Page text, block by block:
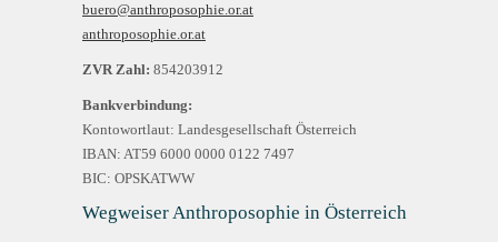
buero@anthroposophie.or.at
anthroposophie.or.at
ZVR Zahl: 854203912
Bankverbindung:
Kontowortlaut: Landesgesellschaft Österreich
IBAN: AT59 6000 0000 0122 7497
BIC: OPSKATWW
Wegweiser Anthroposophie in Österreich